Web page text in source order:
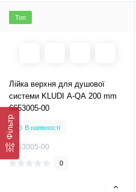
Фільтр
Топ
Лійка верхня для душової
системи KLUDI A-QA 200 mm
6653005-00
В наявності
6653005-00
0